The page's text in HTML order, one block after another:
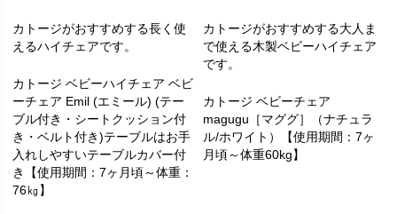
カトージがおすすめする長く使
えるハイチェアです。
カトージ ベビーハイチェア ベビ
ーチェア Emil (エミール) (テー
ブル付き・シートクッション付
き・ベルト付き)テーブルはお手
入れしやすいテーブルカバー付
き【使用期間：7ヶ月頃～体重：
76㎏】
カトージがおすすめする大人ま
で使える木製ベビーハイチェア
です。
カトージ ベビーチェア
magugu［マググ］（ナチュラ
ル/ホワイト）【使用期間：7ヶ
月頃～体重60kg】